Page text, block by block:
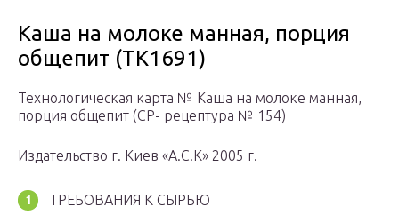
Каша на молоке манная, порция
общепит (ТК1691)
Технологическая карта № Каша на молоке манная,
порция общепит (СР- рецептура № 154)
Издательство г. Киев «А.С.К» 2005 г.
ТРЕБОВАНИЯ К СЫРЬЮ